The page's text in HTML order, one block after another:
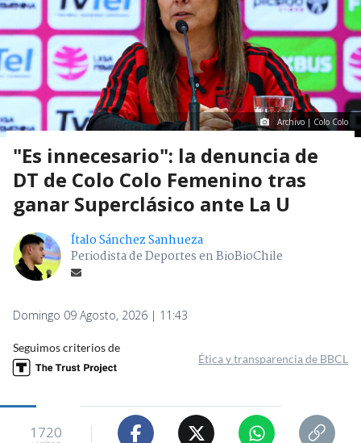
Archivo | Colo Colo
"Es innecesario": la denuncia de
DT de Colo Colo Femenino tras
ganar Superclásico ante La U
Ítalo Sánchez Sanhueza
Periodista de Deportes en BioBioChile
Domingo 09 Agosto, 2026 | 11:43
Seguimos criterios de
Ética y transparencia de BBCL
1720